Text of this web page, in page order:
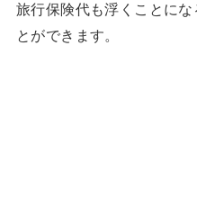
旅行保険代も浮くことに
とができます。